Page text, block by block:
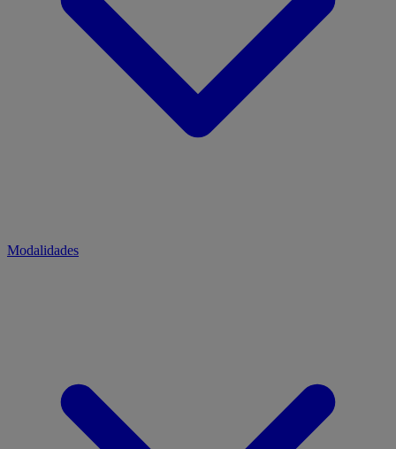
Modalidades